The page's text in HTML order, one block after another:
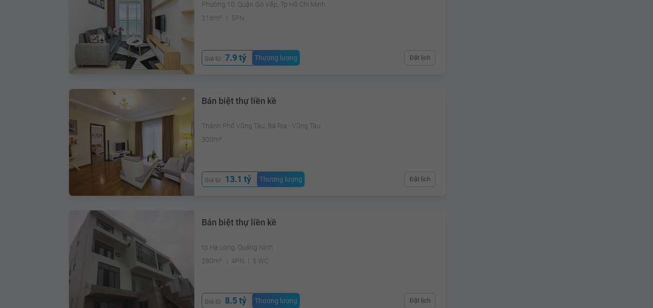
Phường 10, Quận Gò Vấp, Tp Hồ Chí Minh
316m²
5PN
Giá từ 7.9 tỷ Thương lượng Đặt lịch
Bán biệt thự liền kề
Thành Phố Vũng Tàu, Bà Rịa - Vũng Tàu
300m²
Giá từ 13.1 tỷ Thương lượng Đặt lịch
Bán biệt thự liền kề
tp Hạ Long, Quảng Ninh
280m²
4PN 5 WC
Giá từ 8.5 tỷ Thương lượng Đặt lịch